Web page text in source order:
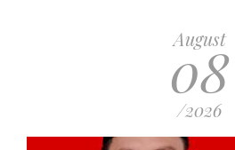
August
08
/2026